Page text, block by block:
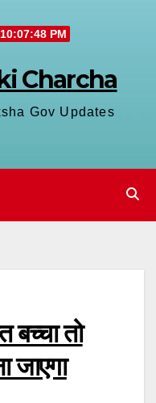
10:07:49 PM
Charcha
Gov Updates
बच्चा तो